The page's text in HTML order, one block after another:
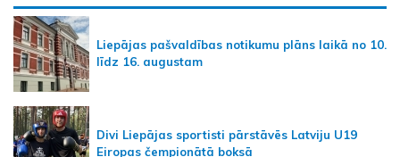
Liepājas pašvaldības notikumu plāns laikā no 10.
līdz 16. augustam
Divi Liepājas sportisti pārstāvēs Latviju U19
Eiropas čempionātā boksā